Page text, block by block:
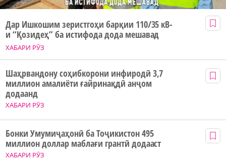
ХАБАРИ РӮЗ
Дар Ишкошим зеристгоҳи барқии 110/35 кВ-
и “Қозидеҳ” ба истифода дода мешавад
ХАБАРИ РӮЗ
Шаҳрвандону соҳибкорони инфиродӣ 3,7
миллион амалиёти ғайринақдӣ анҷом
додаанд
ХАБАРИ РӮЗ
Бонки Умумиҷаҳонӣ ба Тоҷикистон 495
миллион доллар маблағи грантӣ додааст